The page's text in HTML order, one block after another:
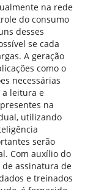
na rede
do consumo
desses
se cada
A geração
como o
necessárias
a leitura e
na
utilizando
serão
Com auxílio do
de assinatura de
e treinados